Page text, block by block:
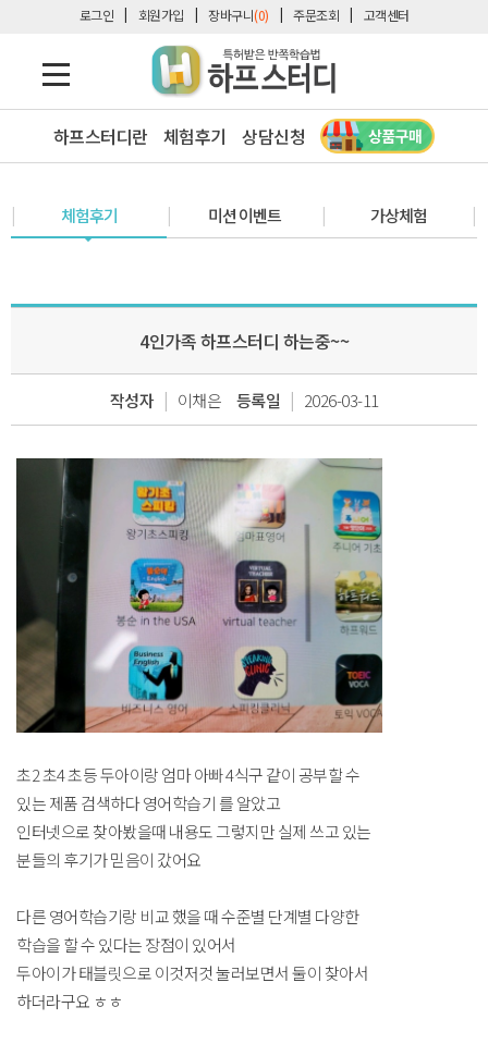
로그인 회원가입 장바구니(0) 주문조회 고객센터
하프스터디란 체험후기 상담신청
체험후기 미션 이벤트 가상체험
4인가족 하프스터디 하는중~~
작성자 | 이채은 등록일 | 2026-03-11
초2 초4 초등 두아이랑 엄마 아빠 4식구 같이 공부할 수
있는 제품 검색하다 영어학습기 를 알았고
인터넷으로 찾아봤을때 내용도 그렇지만 실제 쓰고 있는
분들의 후기가 믿음이 갔어요
다른 영어학습기랑 비교 했을 때 수준별 단계별 다양한
학습을 할 수 있다는 장점이 있어서
두아이가 태블릿으로 이것저것 눌러보면서 둘이 찾아서
하더라구요 ㅎㅎ